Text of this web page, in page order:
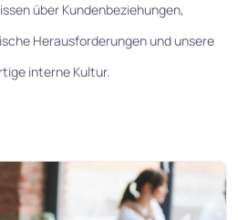
über Kundenbeziehungen,
Herausforderungen und unsere
interne Kultur.